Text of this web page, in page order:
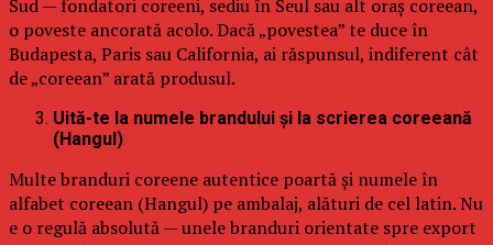
Sud — fondatori coreeni, sediu în Seul sau alt oraș coreean,
o poveste ancorată acolo. Dacă „povestea” te duce în
Budapesta, Paris sau California, ai răspunsul, indiferent cât
de „coreean” arată produsul.
Uită-te la numele brandului și la scrierea coreeană
(Hangul)
Multe branduri coreene autentice poartă și numele în
alfabet coreean (Hangul) pe ambalaj, alături de cel latin. Nu
e o regulă absolută — unele branduri orientate spre export